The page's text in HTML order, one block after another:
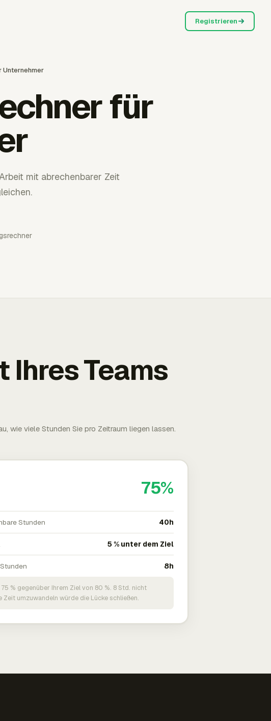
Registrieren
Unternehmer
für
mit abrechenbarer Zeit
Ihres Teams
wie viele Stunden Sie pro Zeitraum liegen lassen.
75%
Stunden 40h
5 % unter dem Ziel
8h
% gegenüber Ihrem Ziel von 80 %. 8 Std. nicht
Zeit umzuwandeln würde die Lücke schließen.